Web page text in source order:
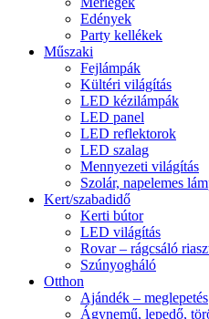
Edények
Party kellékek
Műszaki
Fejlámpák
Kültéri világítás
LED kézilámpák
LED panel
LED reflektorok
LED szalag
Mennyezeti világítás
Szolár, napelemes
Kert/szabadidő
Kerti bútor
LED világítás
Rovar – rágcsáló
Szúnyogháló
Otthon
Ajándék – meglepetés
Ágynemű, lepedő,